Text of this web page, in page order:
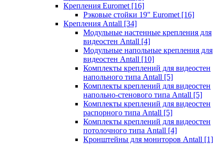
Крепления Euromet [16]
Рэковые стойки 19" Euromet [16]
Крепления Antall [34]
Модульные настенные крепления для
видеостен Antall [4]
Модульные напольные крепления для
видеостен Antall [10]
Комплекты креплений для видеостен
напольного типа Antall [5]
Комплекты креплений для видеостен
напольно-стенового типа Antall [5]
Комплекты креплений для видеостен
распорного типа Antall [5]
Комплекты креплений для видеостен
потолочного типа Antall [4]
Кронштейны для мониторов Antall [1]